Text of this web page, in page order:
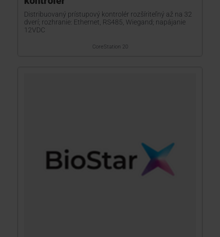
Distribuovaný prístupový kontrolér rozšíriteľný až na 32
dverí; rozhranie: Ethernet, RS485, Wiegand; napájanie
12VDC
CoreStation 20